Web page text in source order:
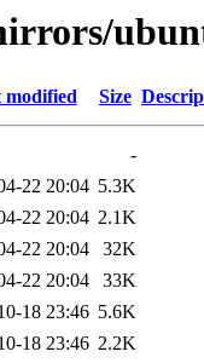
modified Size
-
22 20:04 5.3K
22 20:04 2.1K
22 20:04
32K
22 20:04
33K
18 23:46 5.6K
18 23:46 2.2K